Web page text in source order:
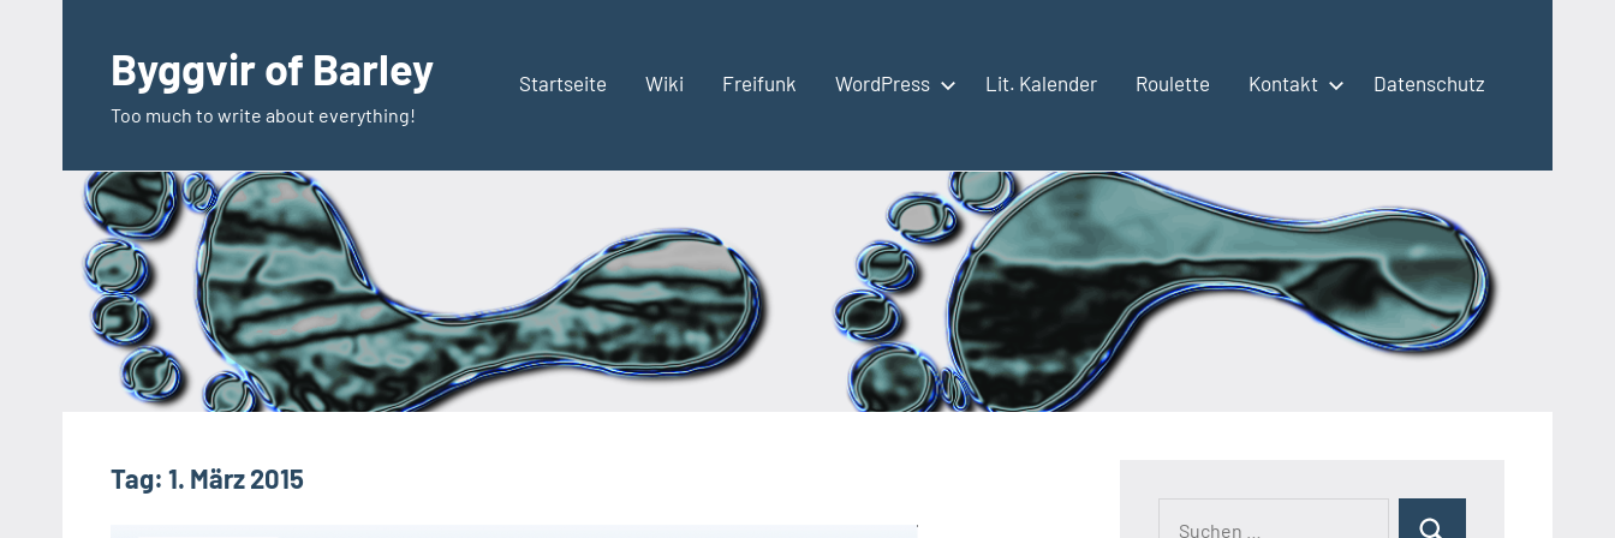
springenByggvir of Barley
Too much to write about everything!
Startseite Wiki Freifunk WordPress Lit. Kalender Roulette Kontakt Datenschutz
Tag: 1. März 2015